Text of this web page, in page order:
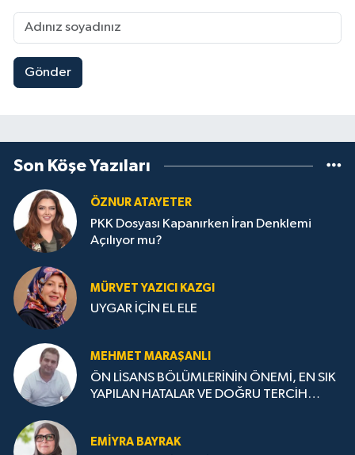
Gönder
Son Köşe Yazıları
ÖZNUR ATAYETER
PKK Dosyası Kapanırken İran Denklemi
Açılıyor mu?
MÜRVET YAZICI KAZGI
UYGAR İÇİN EL ELE
MEHMET MARAŞANLI
ÖN LİSANS BÖLÜMLERİNİN ÖNEMİ, EN SIK
YAPILAN HATALAR VE DOĞRU TERCİH
EMIYRA BAYRAK